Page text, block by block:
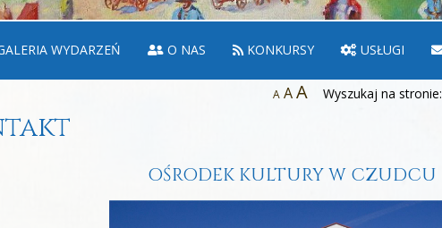
WYDARZEŃ O NAS KONKURSY USŁUGI
A AA Wyszukaj na stronie:
OŚRODEK KULTURY W CZUDCU